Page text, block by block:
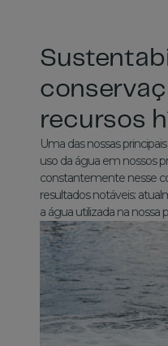
recursos
Uma das nossas
uso da água em nossos
constantemente nesse
resultados notáveis:
a água utilizada na nossa